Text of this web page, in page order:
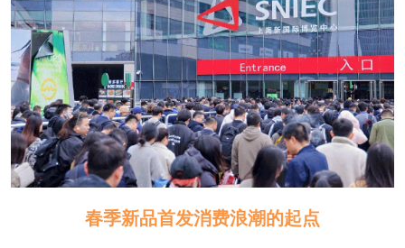
春季新品首发消费浪潮的起点